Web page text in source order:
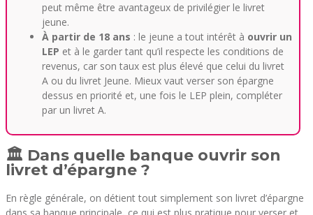
peut même être avantageux de privilégier le livret
jeune.
À partir de 18 ans : le jeune a tout intérêt à ouvrir un
LEP et à le garder tant qu’il respecte les conditions de
revenus, car son taux est plus élevé que celui du livret
A ou du livret Jeune. Mieux vaut verser son épargne
dessus en priorité et, une fois le LEP plein, compléter
par un livret A.
🏛️ Dans quelle banque ouvrir son
livret d’épargne ?
En règle générale, on détient tout simplement son livret d’épargne
dans sa banque principale, ce qui est plus pratique pour verser et